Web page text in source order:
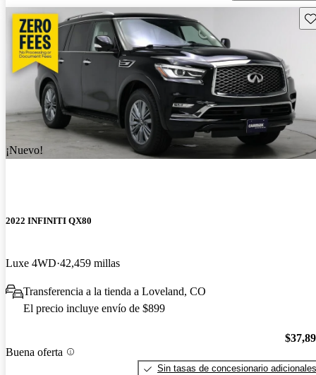
¡Nuevo!
2022 INFINITI QX80
Luxe 4WD 42,459 millas
Transferencia a la tienda a Loveland, CO
El precio incluye envío de $899
Buena oferta
Sin tasas de concesionario adicionales